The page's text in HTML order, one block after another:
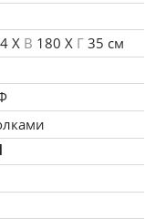
ЛДСП,
компания
X В 180 X Г 35 см